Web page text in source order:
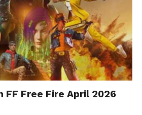
FF Free Fire April 2026